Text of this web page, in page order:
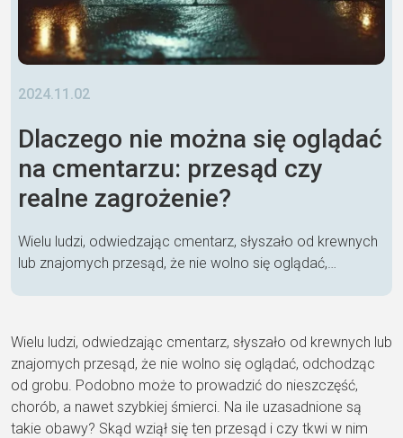
2024.11.02
Dlaczego nie można się oglądać
na cmentarzu: przesąd czy
realne zagrożenie?
Wielu ludzi, odwiedzając cmentarz, słyszało od krewnych
lub znajomych przesąd, że nie wolno się oglądać,…
Wielu ludzi, odwiedzając cmentarz, słyszało od krewnych lub
znajomych przesąd, że nie wolno się oglądać, odchodząc
od grobu. Podobno może to prowadzić do nieszczęść,
chorób, a nawet szybkiej śmierci. Na ile uzasadnione są
takie obawy? Skąd wziął się ten przesąd i czy tkwi w nim